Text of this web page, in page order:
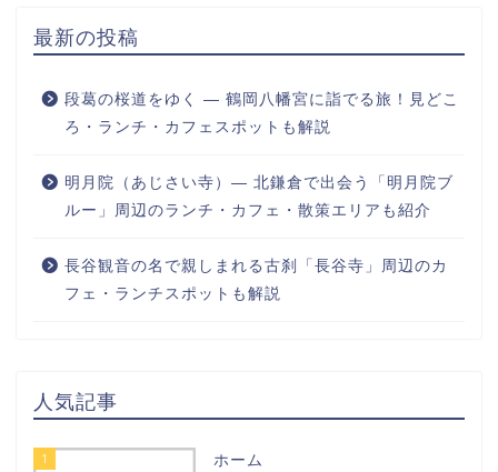
最新の投稿
段葛の桜道をゆく ― 鶴岡八幡宮に詣でる旅！見どこ
ろ・ランチ・カフェスポットも解説
明月院（あじさい寺）― 北鎌倉で出会う「明月院ブ
ルー」周辺のランチ・カフェ・散策エリアも紹介
長谷観音の名で親しまれる古刹「長谷寺」周辺のカ
フェ・ランチスポットも解説
人気記事
1 ホーム